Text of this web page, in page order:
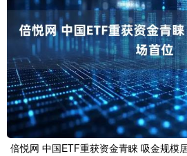
倍悦网 中国ETF重获资金青睐 吸金规模